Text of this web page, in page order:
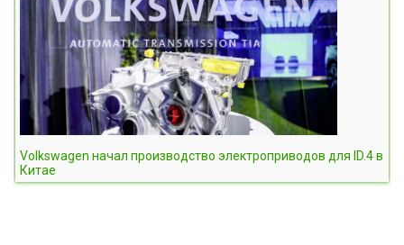
Volkswagen начал производство электроприводов для ID.4 в
Китае